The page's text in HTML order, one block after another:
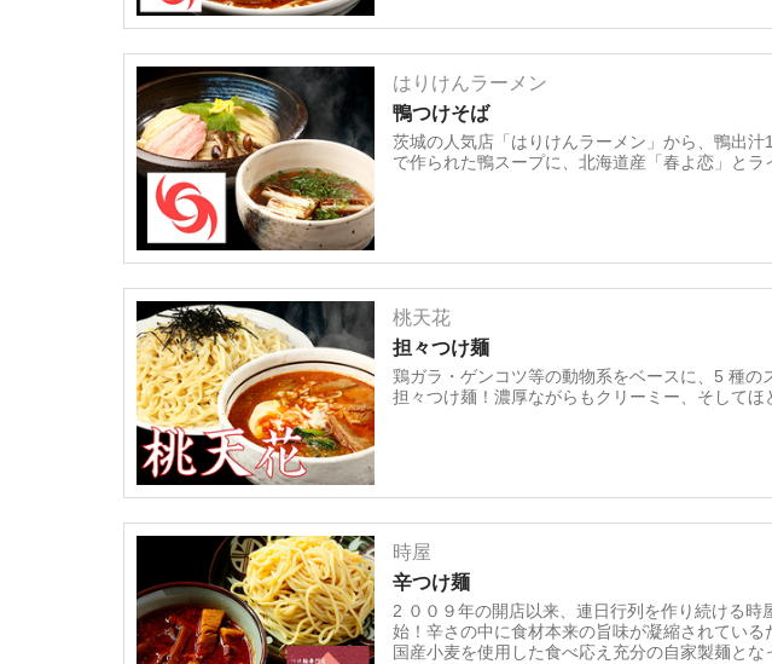
はりけんラーメン
鴨つけそば
茨城の人気店「はりけんラーメン」から、鴨出
で作られた鴨スープに、北海道産「春よ恋」と
桃天花
担々つけ麺
鶏ガラ・ゲンコツ等の動物系をベースに、5 種
担々つけ麺！濃厚ながらもクリーミー、そして
時屋
辛つけ麺
2 ００９年の開店以来、連日行列を作り続ける
始！辛さの中に食材本来の旨味が凝縮されてい
国産小麦を使用した食べ応え充分の自家製麺とな